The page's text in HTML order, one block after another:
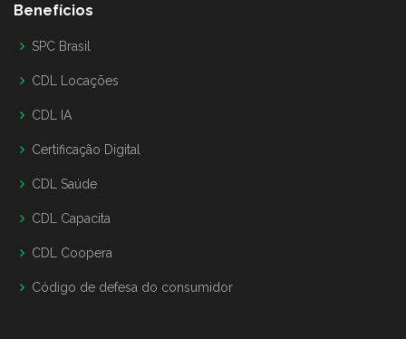
Benefícios
SPC Brasil
CDL Locações
CDL IA
Certificação Digital
CDL Saúde
CDL Capacita
CDL Coopera
Código de defesa do consumidor